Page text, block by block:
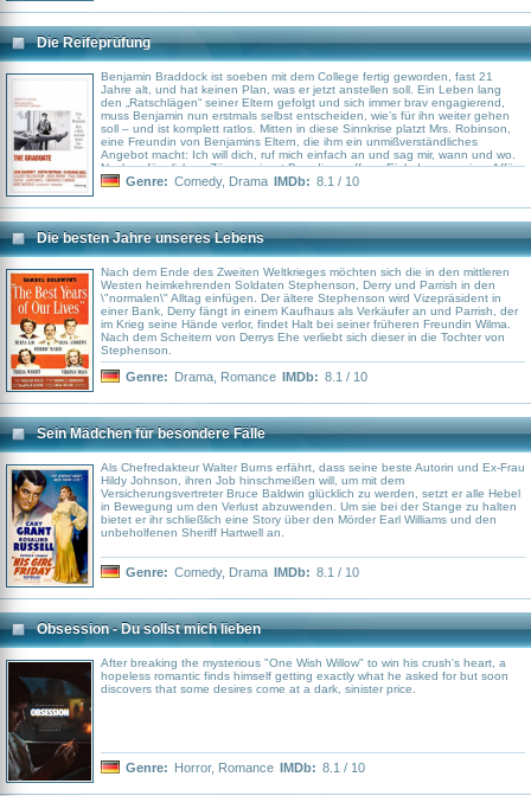
Die Reifeprüfung
Benjamin Braddock ist soeben mit dem College fertig geworden, fast 21
Jahre alt, und hat keinen Plan, was er jetzt anstellen soll. Ein Leben lang
den „Ratschlägen“ seiner Eltern gefolgt und sich immer brav engagierend,
muss Benjamin nun erstmals selbst entscheiden, wie’s für ihn weiter gehen
soll – und ist komplett ratlos. Mitten in diese Sinnkrise platzt Mrs. Robinson,
eine Freundin von Benjamins Eltern, die ihm ein unmißverständliches
Angebot macht: Ich will dich, ruf mich einfach an und sag mir, wann und wo.
Nach anfänglichem Zögern nimmt Ben diese offene Einladung zu einer Affäre
an und lebt zwischen Swimmingpool und Hotelzimmer ziellos in den Tag
beiden jungen Leute gegen den ausgesprochenen Willen von Mrs. Robinson
ineinander verlieben.
Genre: Comedy, Drama IMDb: 8.1 / 10
Die besten Jahre unseres Lebens
Nach dem Ende des Zweiten Weltkrieges möchten sich die in den mittleren
Westen heimkehrenden Soldaten Stephenson, Derry und Parrish in den
\"normalen\" Alltag einfügen. Der ältere Stephenson wird Vizepräsident in
einer Bank, Derry fängt in einem Kaufhaus als Verkäufer an und Parrish, der
im Krieg seine Hände verlor, findet Halt bei seiner früheren Freundin Wilma.
Nach dem Scheitern von Derrys Ehe verliebt sich dieser in die Tochter von
Stephenson.
Genre: Drama Romance IMDb: 8.1 / 10
Sein Mädchen für besondere Fälle
Als Chefredakteur Walter Burns erfährt, dass seine beste Autorin und Ex-Frau
Hildy Johnson, ihren Job hinschmeißen will, um mit dem
Versicherungsvertreter Bruce Baldwin glücklich zu werden, setzt er alle Hebel
in Bewegung um den Verlust abzuwenden. Um sie bei der Stange zu halten
bietet er ihr schließlich eine Story über den Mörder Earl Williams und den
unbeholfenen Sheriff Hartwell an.
Genre: Comedy, Drama IMDb: 8.1 / 10
Obsession - Du sollst mich lieben
After breaking the mysterious "One Wish Willow" to win his crush's heart, a
hopeless romantic finds himself getting exactly what he asked for but soon
discovers that some desires come at a dark, sinister price.
Genre: Horror, Romance IMDb: 8.1 / 10